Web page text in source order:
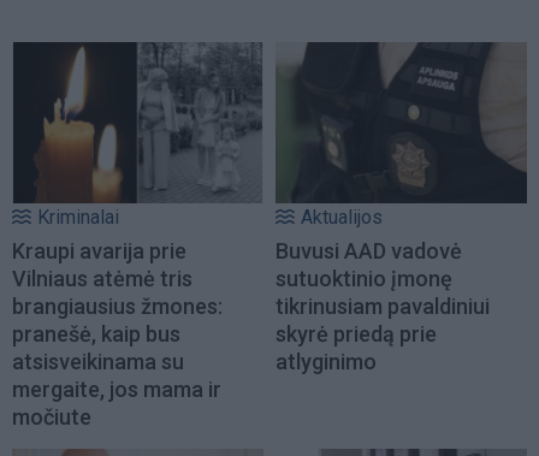
Kriminalai
Kraupi avarija prie
Vilniaus atėmė tris
brangiausius žmones:
pranešė, kaip bus
atsisveikinama su
mergaite, jos mama ir
močiute
Aktualijos
Buvusi AAD vadovė
sutuoktinio įmonę
tikrinusiam pavaldiniui
skyrė priedą prie
atlyginimo